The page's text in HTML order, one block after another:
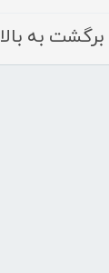
برگشت به بالا